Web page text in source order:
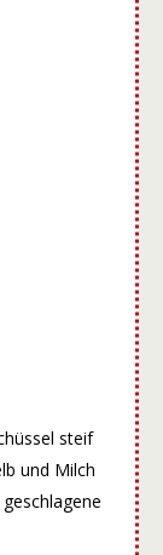
steif
und Milch